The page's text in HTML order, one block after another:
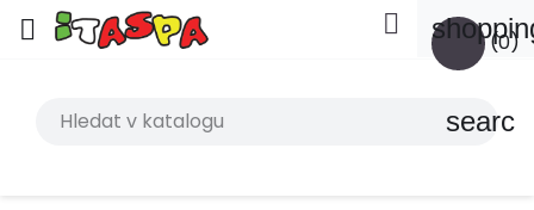
 (0)

search